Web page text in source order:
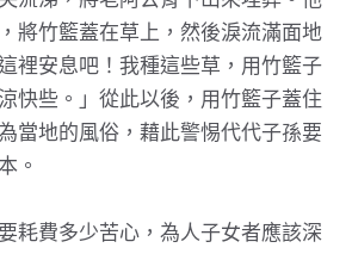
將竹籃蓋在草上，然後淚流滿面地
裡安息吧！我種這些草，用竹籃子
快些。」從此以後，用竹籃子蓋住
當地的風俗，藉此警惕代代子孫要
。
耗費多少苦心，為人子女者應該深